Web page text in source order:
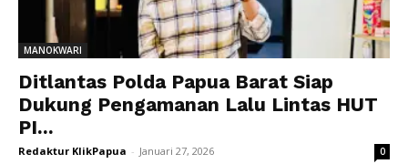
MANOKWARI
Ditlantas Polda Papua Barat Siap
Dukung Pengamanan Lalu Lintas HUT
PI...
Redaktur KlikPapua - Januari 27, 2026 0